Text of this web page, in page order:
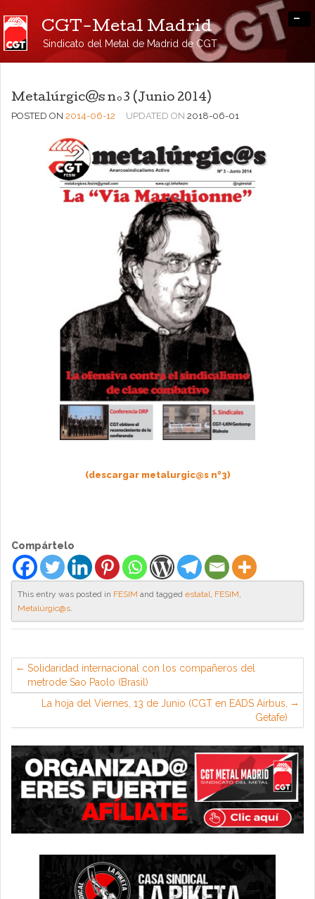
CGT-Metal Madrid
Sindicato del Metal de Madrid de CGT
-
Metalúrgic@s nº3 (Junio 2014)
POSTED ON 2014-06-12 UPDATED ON 2018-06-01
(descargar metalurgic@s nº3)
Compártelo
This entry was posted in FESIM and tagged estatal, FESIM,
Metalúrgic@s.
Solidaridad internacional con los compañeros del
metrode Sao Paolo (Brasil)
La hoja del Viernes, 13 de Junio (CGT en EADS Airbus,
Getafe)